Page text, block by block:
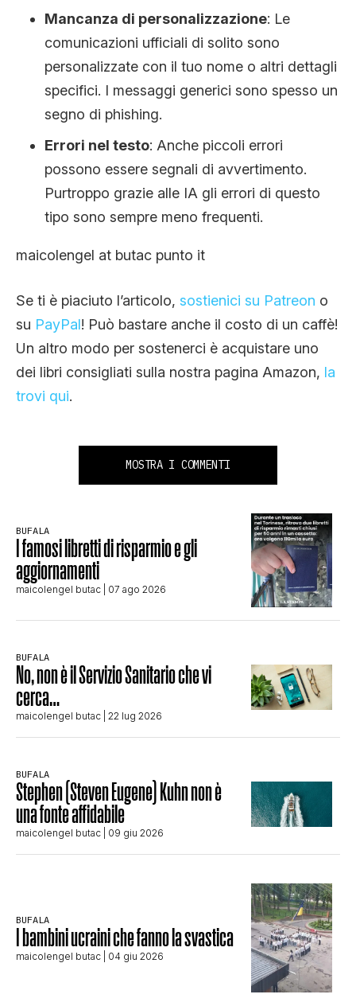
Mancanza di personalizzazione: Le
comunicazioni ufficiali di solito sono
personalizzate con il tuo nome o altri dettagli
specifici. I messaggi generici sono spesso un
segno di phishing.
Errori nel testo: Anche piccoli errori
possono essere segnali di avvertimento.
Purtroppo grazie alle IA gli errori di questo
tipo sono sempre meno frequenti.
maicolengel at butac punto it
Se ti è piaciuto l’articolo, sostienici su Patreon o
su PayPal! Può bastare anche il costo di un caffè!
Un altro modo per sostenerci è acquistare uno
dei libri consigliati sulla nostra pagina Amazon, la
trovi qui.
MOSTRA I COMMENTI
BUFALA
I famosi libretti di risparmio e gli
aggiornamenti
maicolengel butac | 07 ago 2026
BUFALA
No, non è il Servizio Sanitario che vi
cerca…
maicolengel butac | 22 lug 2026
BUFALA
Stephen (Steven Eugene) Kuhn non è
una fonte affidabile
maicolengel butac | 09 giu 2026
BUFALA
I bambini ucraini che fanno la svastica
maicolengel butac | 04 giu 2026